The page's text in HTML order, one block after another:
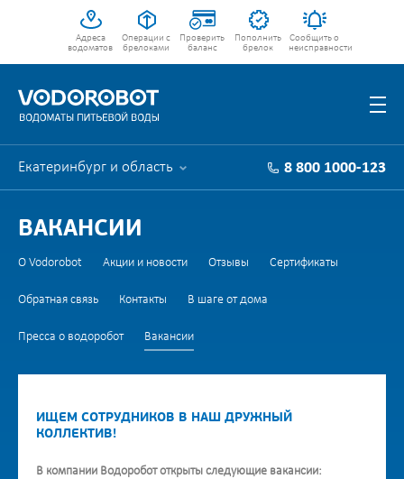
Адреса
водоматов
Операции с
брелоками
Проверить
баланс
Пополнить
брелок
Сообщить о
неисправности
Екатеринбург и область 8 800 1000-123
ВАКАНСИИ
О Vodorobot Акции и новости Отзывы Сертификаты
Обратная связь Контакты В шаге от дома
Пресса о водоробот Вакансии
ИЩЕМ СОТРУДНИКОВ В НАШ ДРУЖНЫЙ
КОЛЛЕКТИВ!
В компании Водоробот открыты следующие вакансии: